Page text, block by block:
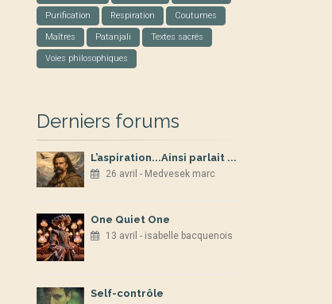
Purification Respiration Coutumes
Maîtres Patanjali Textes sacrés
Voies philosophiques
Derniers forums
L’aspiration...Ainsi parlait ...
26 avril - Medvesek marc
One Quiet One
13 avril - isabelle bacquenois
Self-contrôle